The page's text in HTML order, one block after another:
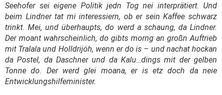
Seehofer sei eigene Politik jedn Tog nei interprätiert. Und
beim Lindner tat mi interessiern, ob er sein Kaffee schwarz
trinkt. Mei, und überhaupts, do werd a schaung, da Lindner.
Der moant wahrscheinlich, do gibts morng an großn Auftrieb
mit Tralala und Holldrijöh, wenn er do is – und nachat hockan
da Postel, da Daschner und da Kalu…dings mit der gelben
Tonne do. Der werd glei moana, er is etz doch da neie
Entwicklungshilfeminister.